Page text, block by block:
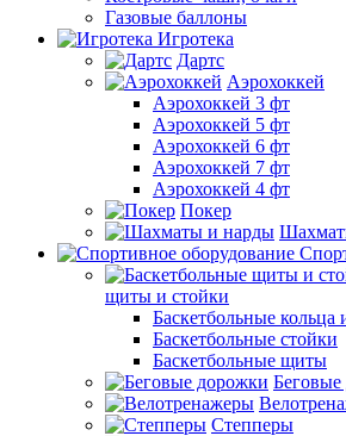
Газовые баллоны
Игротека
Дартс
Аэрохоккей
Аэрохоккей 3 фт
Аэрохоккей 5 фт
Аэрохоккей 6 фт
Аэрохоккей 7 фт
Аэрохоккей 4 фт
Покер
щиты и стойки
Баскетбольные кольца
Баскетбольные стойки
Баскетбольные щиты
Степперы